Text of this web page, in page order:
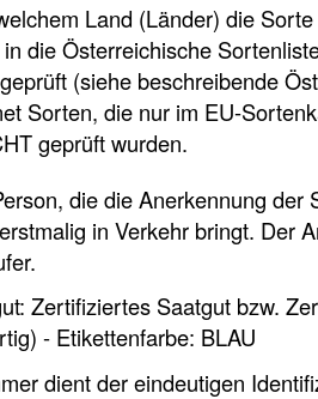
Land (Länder) die
die Österreichische
(siehe beschreibende
Sorten, die nur im EU-
geprüft wurden.
die die Anerkennung
in Verkehr bringt. Der
Zertifiziertes Saatgut bzw.
- Etikettenfarbe: BLAU
dient der eindeutigen